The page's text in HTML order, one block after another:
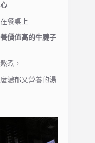
餐桌上
價值高的牛腱子
煮，
濃郁又營養的湯